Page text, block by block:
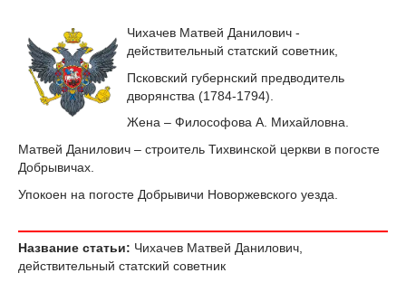
Чихачев Матвей Данилович -
действительный статский советник,
Псковский губернский предводитель
дворянства (1784-1794).
Жена – Философова А. Михайловна.
Матвей Данилович – строитель Тихвинской церкви в погосте
Добрывичах.
Упокоен на погосте Добрывичи Новоржевского уезда.
Название статьи: Чихачев Матвей Данилович,
действительный статский советник